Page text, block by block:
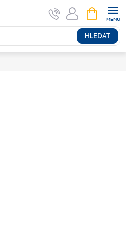
HLEDAT
NÁKUPNÍ
KOŠÍK